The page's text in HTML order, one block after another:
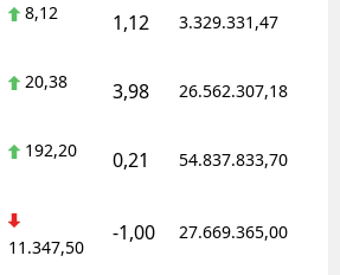
8,12 1,12 3.329.331,47
20,38 3,98 26.562.307,18
192,20 0,21 54.837.833,70
11.347,50
-1,00 27.669.365,00